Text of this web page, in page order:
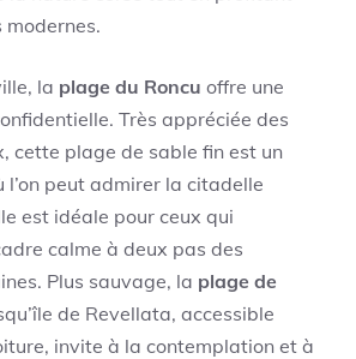
modernes.
la plage du Roncu offre une
Très appréciée des
cette plage de sable fin est un
l’on peut admirer la citadelle
est idéale pour ceux qui
calme à deux pas des
Plus sauvage, la plage de
de Revellata, accessible
invite à la contemplation et à